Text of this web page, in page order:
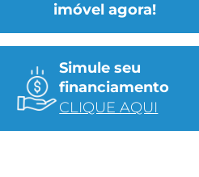
imóvel agora!
Simule seu
financiamento
CLIQUE AQUI